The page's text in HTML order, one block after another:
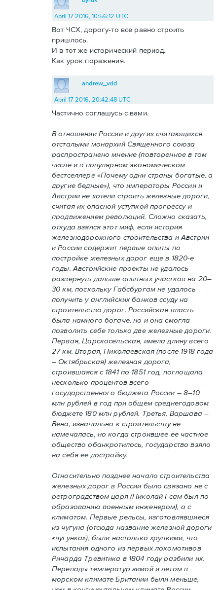
April 17 2016, 10:56:12 UTC
Вот ЧСХ, дорогу-то все равно строить
пришлось.
И в тот же исторический период.
Как урок поражения.
andrew_vdd
April 17 2016, 20:42:48 UTC
Частично соглашусь с вами.
В отношении России и других считающихся
отсталыми монархий Священного союза
распространено мнение (повторенное в том
числе и в популярном экономическом
бестселлере «Почему одни страны богатые, а
другие бедные»), что императоры России и
Австрии не хотели строить железные дороги,
считая их опасной уступкой прогрессу и
продвижением революций. Сложно сказать,
откуда взялся этот миф, если история
железнодорожного строительства и Австрии
и России содержит первые опыты по
постройке железных дорог еще в 1820-е
годы. Австрийские проекты не удалось
развернуть дальше опытных участков на 20–
30 км, поскольку Габсбургам не удалось
получить у английских банков ссуду на
строительство дорог. Российская власть
была намного богаче, но и она смогла
позволить себе только две железные дороги.
Первая, Царскосельская, имела длину всего
27 км. Вторая, Николаевская (после 1918 года
– Октябрьская) железная дорога,
строившаяся с 1841 по 1851 год, поглощала
несколько процентов всего
государственного бюджета России – 8–10
млн рублей в год при общем среднегодовом
бюджете 180 млн рублей. Третья, Варшава –
Вена, изначально к строительству не
намечалась, но когда строившее ее частное
общество обанкротилось, государство взяло
на себя ее достройку.
Относительно позднее начало строительства
железных дорог в России было связано не с
ретроградством царя (Николай I сам был по
образованию военным инженером), а с
климатом. Первые рельсы, изготовлявшиеся
из чугуна (отсюда название железной дороги
«чугунка»), были настолько хрупкими, что
испытания одного из первых локомотивов
Ричарда Тревитика в 1804 году разбили их.
Перепады температур зимой и летом в
морском климате Британии были меньше,